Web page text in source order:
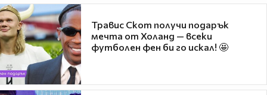
Травис Скот получи подарък
мечта от Холанд — всеки
футболен фен би го искал! 🤩